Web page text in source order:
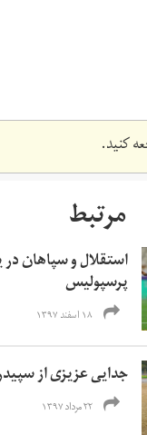
کنید.
مرتبط
استقلال و سپاهان
پرسپولیس
۱۸ اسفند ۱۳۹۷
جدایی عزیزی از
۲۲ مرداد ۱۳۹۷